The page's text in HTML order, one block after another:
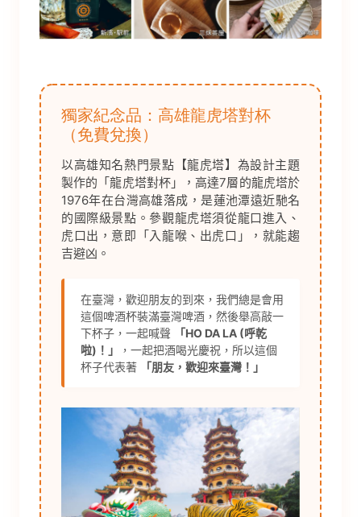
獨家紀念品：高雄龍虎塔對杯
（免費兌換）
以高雄知名熱門景點【龍虎塔】為設計主題
製作的「龍虎塔對杯」，高達7層的龍虎塔於
1976年在台灣高雄落成，是蓮池潭遠近馳名
的國際級景點。參觀龍虎塔須從龍口進入、
虎口出，意即「入龍喉、出虎口」，就能趨
吉避凶。
在臺灣，歡迎朋友的到來，我們總是會用
這個啤酒杯裝滿臺灣啤酒，然後舉高敲一
下杯子，一起喊聲
「HO DA LA (呼乾
啦)！」
，一起把酒喝光慶祝，所以這個
杯子代表著
「朋友，歡迎來臺灣！」